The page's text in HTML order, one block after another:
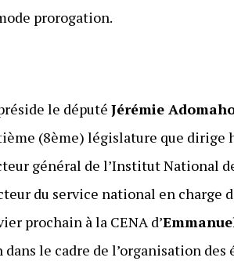
prorogation.
le députéJérémie
(8ème) législature que
général de l’Institut National
du service national en charge
prochain à la CENA d’
le cadre de l’organisation